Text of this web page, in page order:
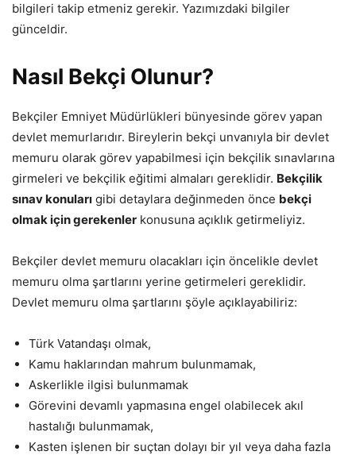
bilgileri takip etmeniz gerekir. Yazımızdaki bilgiler
günceldir.
Nasıl Bekçi Olunur?
Bekçiler Emniyet Müdürlükleri bünyesinde görev yapan
devlet memurlarıdır. Bireylerin bekçi unvanıyla bir devlet
memuru olarak görev yapabilmesi için bekçilik sınavlarına
girmeleri ve bekçilik eğitimi almaları gereklidir. Bekçilik
sınav konuları gibi detaylara değinmeden önce bekçi
olmak için gerekenler konusuna açıklık getirmeliyiz.
Bekçiler devlet memuru olacakları için öncelikle devlet
memuru olma şartlarını yerine getirmeleri gereklidir.
Devlet memuru olma şartlarını şöyle açıklayabiliriz:
Türk Vatandaşı olmak,
Kamu haklarından mahrum bulunmamak,
Askerlikle ilgisi bulunmamak
Görevini devamlı yapmasına engel olabilecek akıl
hastalığı bulunmamak,
Kasten işlenen bir suçtan dolayı bir yıl veya daha fazla